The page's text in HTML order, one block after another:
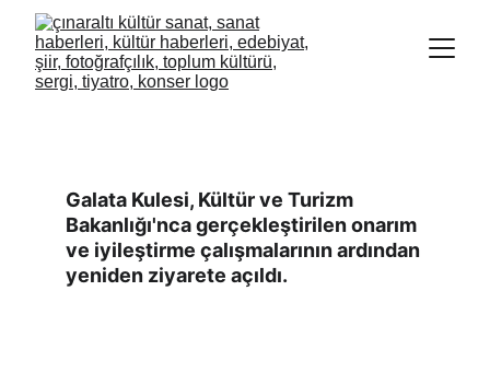
Galata Kulesi, Kültür ve Turizm
Bakanlığı'nca gerçekleştirilen onarım
ve iyileştirme çalışmalarının ardından
yeniden ziyarete açıldı.